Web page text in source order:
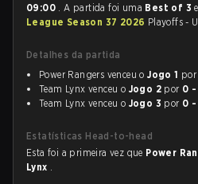
09:00 . A partida foi uma Best of 3
League Season 37 2026 Playoffs -
Detalhes da partida
Power Rangers venceu oJogo 1 por
Team Lynx venceu o Jogo 2 por 0
Team Lynx venceu o Jogo 3 por 0
Estatísticas Head-to-head
Esta foi a primeira vez que Power
Lynx .